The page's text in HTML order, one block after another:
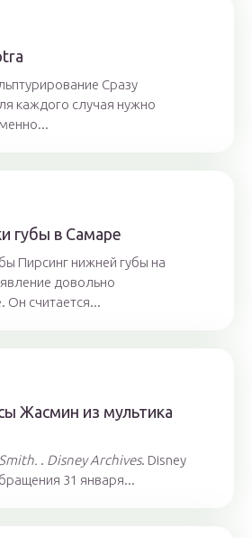
Сразу
каждого случая нужно
губы в Самаре
Пирсинг нижней губы на
довольно
Он считается...
Жасмин из мультика
. Disney Archives. Disney
31 января...